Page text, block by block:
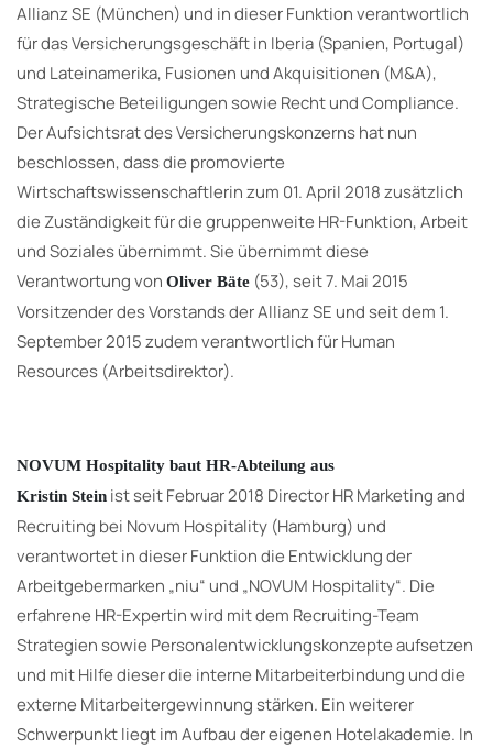
Allianz SE (München) und in dieser Funktion verantwortlich
für das Versicherungsgeschäft in Iberia (Spanien, Portugal)
und Lateinamerika, Fusionen und Akquisitionen (M&A),
Strategische Beteiligungen sowie Recht und Compliance.
Der Aufsichtsrat des Versicherungskonzerns hat nun
beschlossen, dass die promovierte
Wirtschaftswissenschaftlerin zum 01. April 2018 zusätzlich
die Zuständigkeit für die gruppenweite HR-Funktion, Arbeit
und Soziales übernimmt. Sie übernimmt diese
Verantwortung von Oliver Bäte (53), seit 7. Mai 2015
Vorsitzender des Vorstands der Allianz SE und seit dem 1.
September 2015 zudem verantwortlich für Human
Resources (Arbeitsdirektor).
NOVUM Hospitality baut HR-Abteilung aus
Kristin Stein ist seit Februar 2018 Director HR Marketing and
Recruiting bei Novum Hospitality (Hamburg) und
verantwortet in dieser Funktion die Entwicklung der
Arbeitgebermarken „niu“ und „NOVUM Hospitality“. Die
erfahrene HR-Expertin wird mit dem Recruiting-Team
Strategien sowie Personalentwicklungskonzepte aufsetzen
und mit Hilfe dieser die interne Mitarbeiterbindung und die
externe Mitarbeitergewinnung stärken. Ein weiterer
Schwerpunkt liegt im Aufbau der eigenen Hotelakademie. In